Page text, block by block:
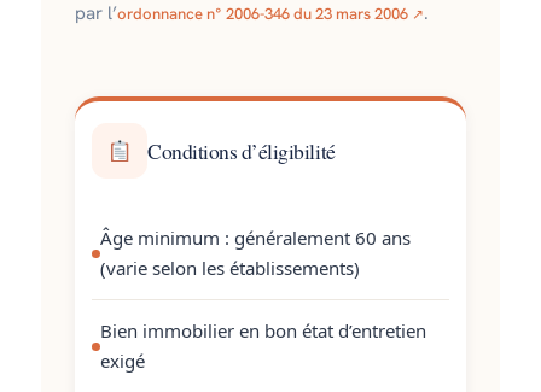
par l’ordonnance n° 2006-346 du 23 mars 2006 .
Conditions d’éligibilité
Âge minimum : généralement 60 ans
(varie selon les établissements)
Bien immobilier en bon état d’entretien
exigé